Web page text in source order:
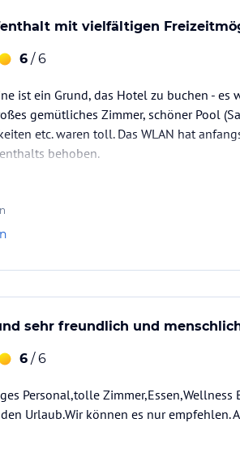
die verbindlichen
Angebotsdetails
des
mit vielfältigen
6 / 6
ist ein Grund, das Hotel zu buchen - es
gemütliches Zimmer, schöner Pool
etc. waren toll. Das WLAN hat
behoben.
sehr freundlich und
6 / 6
Personal,tolle Zimmer,Essen,Wellness
Urlaub.Wir können es nur empfehlen.